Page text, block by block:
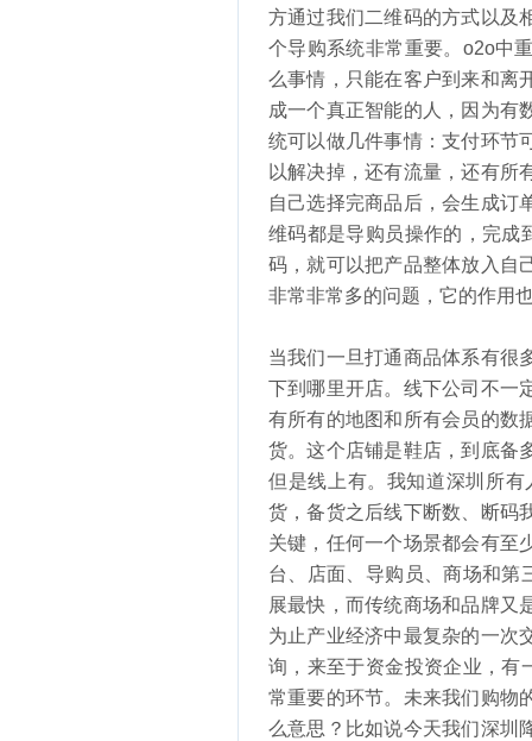
方通过我们二维码的方式以及
个导购系统非常重要。o2o中
么事情，只能在客户到来和离
成一个真正智能的人，因为有
统可以做几件事情：支付环节
以解决掉，还有流量，还有所
自己选择完商品后，会生成订
维码都是导购员操作的，完成
码，就可以把产品整体放入自
非常非常多的问题，它的作用
当我们一旦打通商品体系有很
下到哪里开店。线下公司不一
有所有的地图和所有会员的数
货。这个店铺是鞋店，到底备
但是线上有。我知道深圳所
货，备货之后线下断数、断码
关键，任何一个场景都会有至
台、店面、导购员、商场和第
展最快，而传统商场和品牌又
为止产业经济中最复杂的一次
询，来至于资金投资企业，有
常重要的环节。未来我们购物
么意思？比如说今天我们深圳